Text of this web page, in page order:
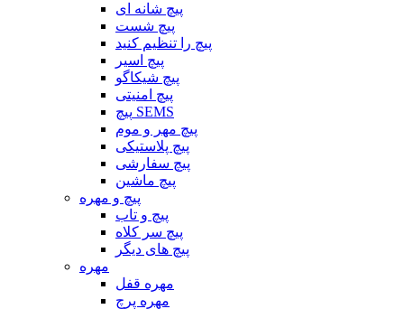
پیچ شانه ای
پیچ شست
پیچ را تنظیم کنید
پیچ اسیر
پیچ شیکاگو
پیچ امنیتی
پیچ SEMS
پیچ مهر و موم
پیچ پلاستیکی
پیچ سفارشی
پیچ ماشین
پیچ و مهره
پیچ و تاب
پیچ سر کلاه
پیچ های دیگر
مهره
مهره قفل
مهره پرچ